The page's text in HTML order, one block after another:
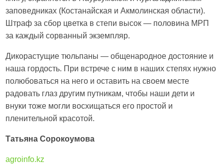
заповедниках (Костанайская и Акмолинская области).
Штраф за сбор цветка в степи высок — половина МРП
за каждый сорванный экземпляр.
Дикорастущие тюльпаны — общенародное достояние и
наша гордость. При встрече с ним в наших степях нужно
полюбоваться на него и оставить на своем месте
радовать глаз другим путникам, чтобы наши дети и
внуки тоже могли восхищаться его простой и
пленительной красотой.
Татьяна Сорокоумова
agroinfo.kz